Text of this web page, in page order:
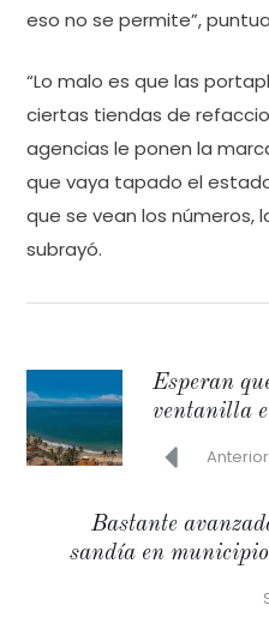
eso no se permite”,
“Lo malo es que las
ciertas tiendas de
agencias le ponen la
que vaya tapado el
que se vean los números,
subrayó.
Esperan
ventanilla
Anterior
Bastante
sandía en